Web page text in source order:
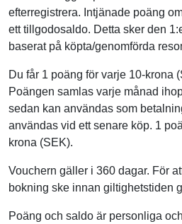
efterregistrera. Intjänade poäng
ett tillgodosaldo. Detta sker den
baserat på köpta/genomförda
Du får 1 poäng för varje 10-krona
Poängen samlas varje månad
sedan kan användas som
användas vid ett senare köp. 1
krona (SEK).
Vouchern gäller i 360 dagar. För
bokning ske innan giltighetstiden
Poäng och saldo är personliga